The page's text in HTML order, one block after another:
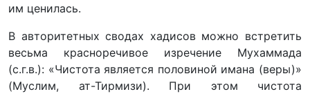
им ценилась.
В авторитетных сводах хадисов можно встретить
весьма красноречивое изречение Мухаммада
(с.г.в.): «Чистота является половиной имана (веры)»
(Муслим, ат-Тирмизи). При этом чистота